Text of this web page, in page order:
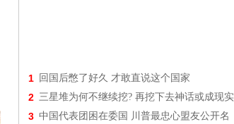
1 回国后憋了好久 才敢直说这个国家
2 三星堆为何不继续挖? 再挖下去神话或成现实
3 中国代表团困在委国 川普最忠心盟友公开名